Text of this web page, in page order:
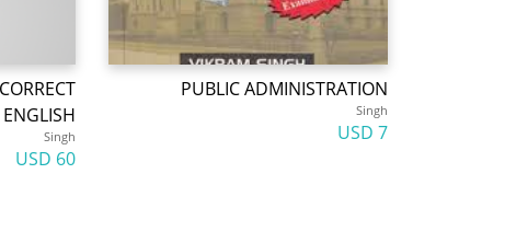
PUBLIC ADMINISTRATION
Singh
7 USD
ENGLISH
Singh
60 USD